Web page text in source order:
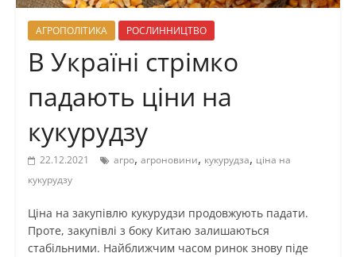
АГРОПОЛІТИКА РОСЛИННИЦТВО
В Україні стрімко
падають ціни на
кукурудзу
22.12.2021 агро, агроновини, кукурудза, ціна на
кукурудзу
Ціна на закупівлю кукурудзи продовжують падати.
Проте, закупівлі з боку Китаю залишаються
стабільними. Найближчим часом ринок знову піде